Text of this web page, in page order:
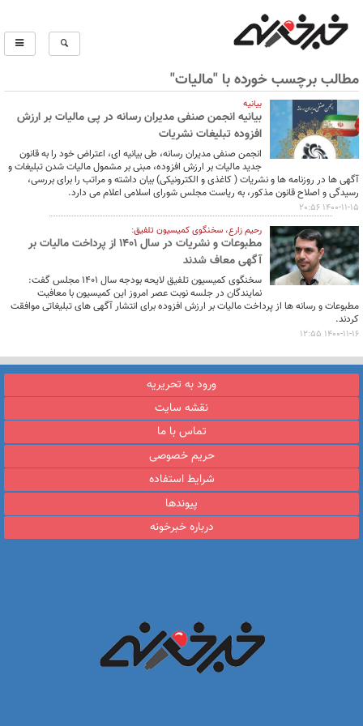
مطالب برچسب خورده با "مالیات"
بیانیه
بیانیه انجمن صنفی مدیران رسانه در پی مالیات بر ارزش
افزوده تبلیغات نشریات
انجمن صنفی مدیران رسانه، طی بیانیه ای، اعتراض خود را به قانون
جدید مالیات بر ارزش افزوده، مبنی بر مشمول مالیات شدن تبلیغات و
آگهی ها در روزنامه ها و نشریات ( کاغذی و الکترونیکی) بیان داشته و مراتب را برای بررسی،
رسیدگی و اصلاح قانون مذکور، به ریاست مجلس شورای اسلامی اعلام می دارد.
1400-11-15 20:56
رحیم زارع، سخنگوی کمیسیون تلفیق:
مطبوعات و نشریات در سال 1401 از پرداخت مالیات بر
آگهی معاف شدند
سخنگوی کمیسیون تلفیق لایحه بودجه سال 1401 مجلس گفت:
نمایندگان در جلسه نوبت عصر امروز این کمیسیون با معافیت
مطبوعات و رسانه ها از پرداخت مالیات بر ارزش افزوده برای انتشار آگهی های تبلیغاتی موافقت
کردند.
1400-11-16 12:55
ورود به تحریریه
نقشه سایت
تماس با ما
حریم خصوصی
شرایط استفاده
پیوندها
درباره خبرخونه